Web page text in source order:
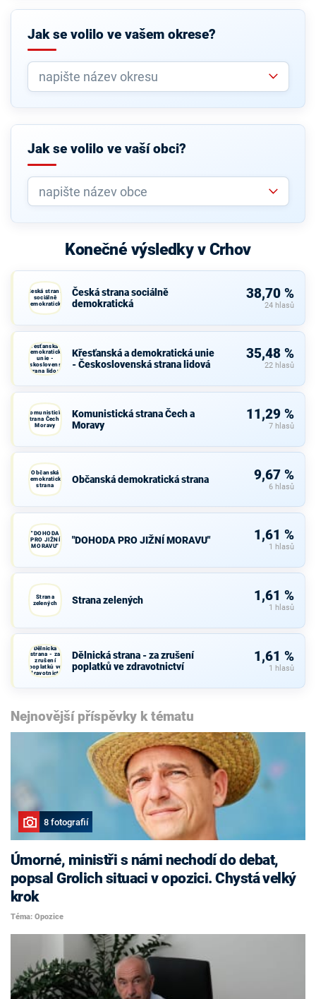
Jak se volilo ve vašem okrese?
Jak se volilo ve vaší obci?
Konečné výsledky v Crhov
Česká strana
sociálně
demokratická
Česká strana sociálně
demokratická
38,70 %
24 hlasů
Křesťanská a
demokratická
unie -
Československá
strana lidová
Křesťanská a demokratická unie
- Československá strana lidová
35,48 %
22 hlasů
Komunistická
strana Čech a
Moravy
Komunistická strana Čech a
Moravy
11,29 %
7 hlasů
Občanská
demokratická
strana
Občanská demokratická strana 9,67 %
6 hlasů
"DOHODA
PRO JIŽNÍ
MORAVU"
"DOHODA PRO JIŽNÍ MORAVU" 1,61 %
1 hlasů
Strana
zelených
Strana zelených 1,61 %
1 hlasů
Dělnická
strana - za
zrušení
poplatků ve
zdravotnictví
Dělnická strana - za zrušení
poplatků ve zdravotnictví
1,61 %
1 hlasů
Nejnovější příspěvky k tématu
8 fotografií
Úmorné, ministři s námi nechodí do debat,
popsal Grolich situaci v opozici. Chystá velký
krok
Téma: Opozice